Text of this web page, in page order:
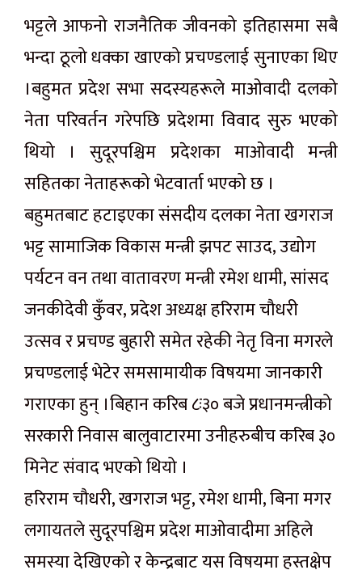
भट्टले आफनो राजनैतिक जीवनको इतिहासमा सबै
भन्दा ठूलो धक्का खाएको प्रचण्डलाई सुनाएका थिए
।बहुमत प्रदेश सभा सदस्यहरूले माओवादी दलको
नेता परिवर्तन गरेपछि प्रदेशमा विवाद सुरु भएको
थियो । सुदूरपश्चिम प्रदेशका माओवादी मन्त्री
सहितका नेताहरूको भेटवार्ता भएको छ ।
बहुमतबाट हटाइएका संसदीय दलका नेता खगराज
भट्ट सामाजिक विकास मन्त्री झपट साउद, उद्योग
पर्यटन वन तथा वातावरण मन्त्री रमेश धामी, सांसद
जनकीदेवी कुँवर, प्रदेश अध्यक्ष हरिराम चौधरी
उत्सव र प्रचण्ड बुहारी समेत रहेकी नेतृ विना मगरले
प्रचण्डलाई भेटेर समसामायीक विषयमा जानकारी
गराएका हुन् ।बिहान करिब ८ः३० बजे प्रधानमन्त्रीको
सरकारी निवास बालुवाटारमा उनीहरुबीच करिब ३०
मिनेट संवाद भएको थियो ।
हरिराम चौधरी, खगराज भट्ट, रमेश धामी, बिना मगर
लगायतले सुदूरपश्चिम प्रदेश माओवादीमा अहिले
समस्या देखिएको र केन्द्रबाट यस विषयमा हस्तक्षेप